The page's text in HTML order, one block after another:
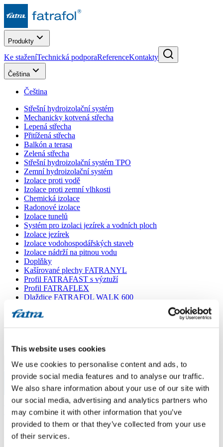
This website uses cookies
We use cookies to personalise content and ads, to
provide social media features and to analyse our traffic.
We also share information about your use of our site with
our social media, advertising and analytics partners who
may combine it with other information that you’ve
provided to them or that they’ve collected from your use
of their services.
Produkty
Ke staženíTechnická podporaReferenceKontakty
Čeština
Čeština
Střešní hydroizolační systém
Mechanicky kotvená střecha
Lepená střecha
Přitížená střecha
Balkón a terasa
Zelená střecha
Střešní hydroizolační systém TPO
Zemní hydroizolační systém
Izolace proti vodě
Izolace proti zemní vlhkosti
Chemická izolace
Radonové izolace
Izolace tunelů
Systém pro izolaci jezírek a vodních ploch
Izolace jezírek
Izolace vodohospodářských staveb
Izolace nádrží na pitnou vodu
Doplňky
Kašírované plechy FATRANYL
Profil FATRAFAST s výztuží
Profil FATRAFLEX
Dlaždice FATRAFOL WALK 600
Ochranná geotextilie
Menu
Menu
Domů /
Poradna/
Dotaz 274
Dotaz 274